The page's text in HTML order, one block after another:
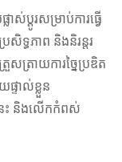
ប្តូរសម្រាប់ការធ្វើ
សិទ្ធភាព និងនិរន្តរ
សត្រាយការច្នៃប្រឌិត
ទាល់ខ្លួន
េះ និងលើកកំពស់